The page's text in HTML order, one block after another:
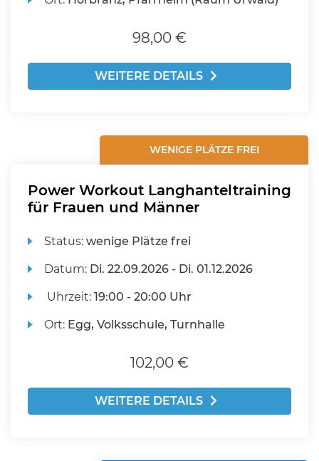
98,00 €
WEITERE DETAILS
WENIGE PLÄTZE FREI
Power Workout Langhanteltraining
für Frauen und Männer
Status:wenige Plätze frei
Datum: Di. 22.09.2026 - Di. 01.12.2026
Uhrzeit:19:00 - 20:00 Uhr
Ort: Egg, Volksschule, Turnhalle
102,00 €
WEITERE DETAILS